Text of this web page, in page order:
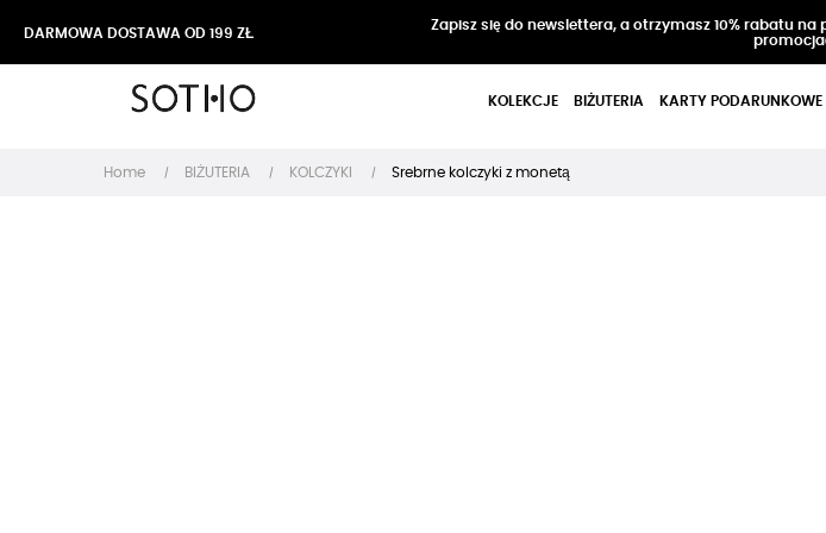
DARMOWA DOSTAWA OD 199 ZŁ
Zapisz się do newslettera, a otrzymasz 10% rabatu
KOLEKCJE BIŻUTERIA KARTY PODARUNKOWE
Home BIŻUTERIA KOLCZYKI Srebrne kolczyki z monetą